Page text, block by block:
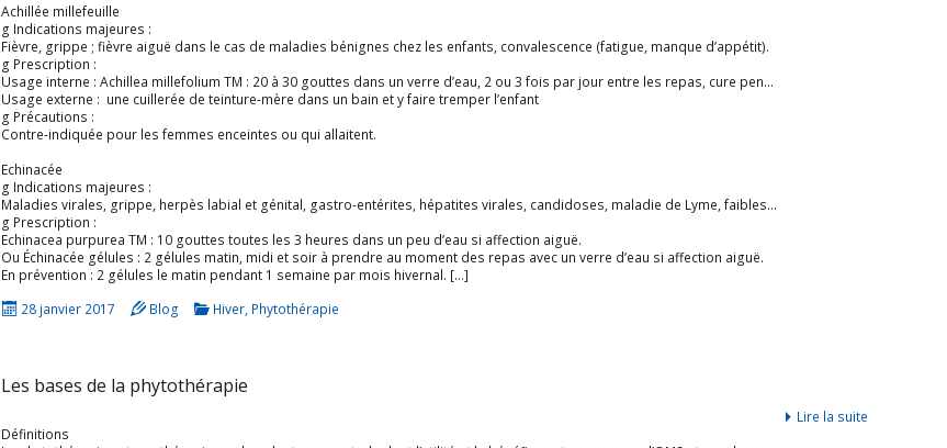
Achillée millefeuille
g Indications majeures :
Fièvre, grippe ; fièvre aiguë dans le cas de maladies bénignes chez les enfants, convalescence (fatigue, manque d’appétit).
g Prescription :
Usage interne : Achillea millefolium TM : 20 à 30 gouttes dans un verre d’eau, 2 ou 3 fois par jour entre les repas, cure pendant 3 semaines par mois.
Usage externe : une cuillerée de teinture-mère dans un bain et y faire tremper l’enfant
g Précautions :
Contre-indiquée pour les femmes enceintes ou qui allaitent.
Echinacée
g Indications majeures :
Maladies virales, grippe, herpès labial et génital, gastro-entérites, hépatites virales, candidoses, maladie de Lyme, faiblesse immunitaire, infections staphylococciques, surmenage avec pathologie infectieuse ; prévention des infections.
g Prescription :
Echinacea purpurea TM : 10 gouttes toutes les 3 heures dans un peu d’eau si affection aiguë.
Ou Échinacée gélules : 2 gélules matin, midi et soir à prendre au moment des repas avec un verre d’eau si affection aiguë.
En prévention : 2 gélules le matin pendant 1 semaine par mois hivernal. […]
28 janvier 2017 Blog Hiver, Phytothérapie
Les bases de la phytothérapie
Définitions
Lire la suite